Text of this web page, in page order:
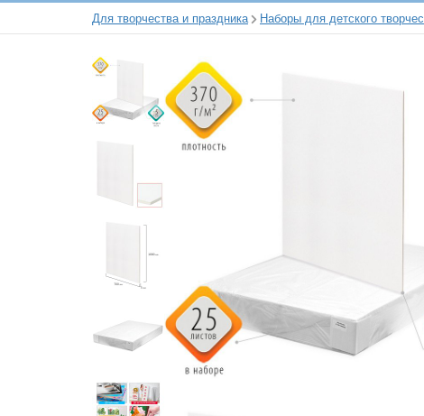
Для творчества и праздника Наборы для детского